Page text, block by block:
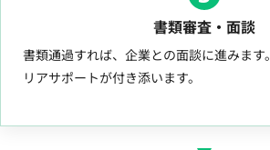
書類審査・面談
書類通過すれば、企業との面談に進みます
リアサポートが付き添います。